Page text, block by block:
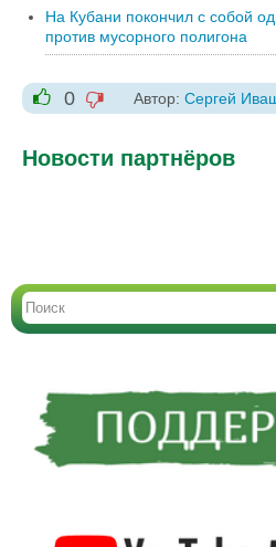
На Кубани покончил с собой
против мусорного полигона
+1
0
-1
Автор: Сергей
Новости партнёров